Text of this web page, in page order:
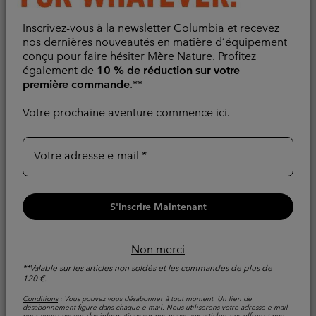
Inscrivez-vous à la newsletter Columbia et recevez
nos dernières nouveautés en matière d’équipement
conçu pour faire hésiter Mère Nature. Profitez
également de 10 % de réduction sur votre
première commande.**
Votre prochaine aventure commence ici.
Votre adresse e-mail
S'inscrire Maintenant
Non merci
**Valable sur les articles non soldés et les commandes de plus de
120 €.
Conditions: Vous pouvez vous désabonner à tout moment. Un lien de
désabonnement figure dans chaque e-mail. Nous utiliserons votre adresse e-mail
Chaussure de Marche
Imperméable Peakfreak
Roam™ Femme
Imperméable
Sale price:
63,00 €Regular price:
90,00 €
Comparer
Chaussure de Marche
Imperméable Peakfreak
Roam™ Femme
Imperméable
Comparer